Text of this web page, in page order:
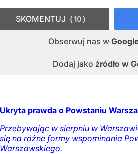
Obserwuj nas w
Dodaj jako źródło w
SKOMENTUJ 10
Ukryta prawda o Powstaniu
Przebywając w sierpniu w
się na różne formy wspominania
Warszawskiego.